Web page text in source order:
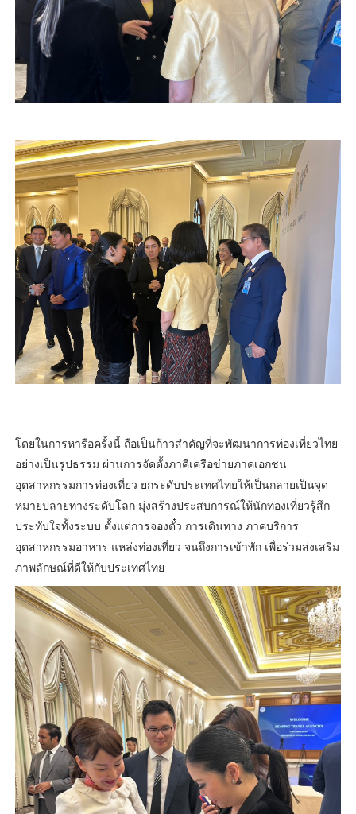
โดยในการหารือครั้งนี้ ถือเป็นก้าวสำคัญที่จะพัฒนาการท่องเที่ยวไทย
อย่างเป็นรูปธรรม ผ่านการจัดตั้งภาคีเครือข่ายภาคเอกชน
อุตสาหกรรมการท่องเที่ยว ยกระดับประเทศไทยให้เป็นกลายเป็นจุด
หมายปลายทางระดับโลก มุ่งสร้างประสบการณ์ให้นักท่องเที่ยวรู้สึก
ประทับใจทั้งระบบ ตั้งแต่การจองตั๋ว การเดินทาง ภาคบริการ
อุตสาหกรรมอาหาร แหล่งท่องเที่ยว จนถึงการเข้าพัก เพื่อร่วมส่งเสริม
ภาพลักษณ์ที่ดีให้กับประเทศไทย